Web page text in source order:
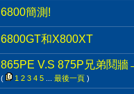
6800簡測!
6800GT和X800XT
865PE V.S 875P兄弟鬩
( 1 2 3 4 5 最後一頁 )